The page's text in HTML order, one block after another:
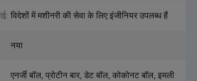
विदेशों में मशीनरी की सेवा के लिए इंजीनियर उपलब्ध हैं
नया
एनर्जी बॉल, प्रोटीन बार, डेट बॉल, कोकोनट बॉल, इमली